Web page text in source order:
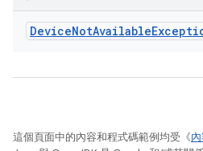
DeviceNotAvailable
這個頁面中的內容和程式碼範例均受《